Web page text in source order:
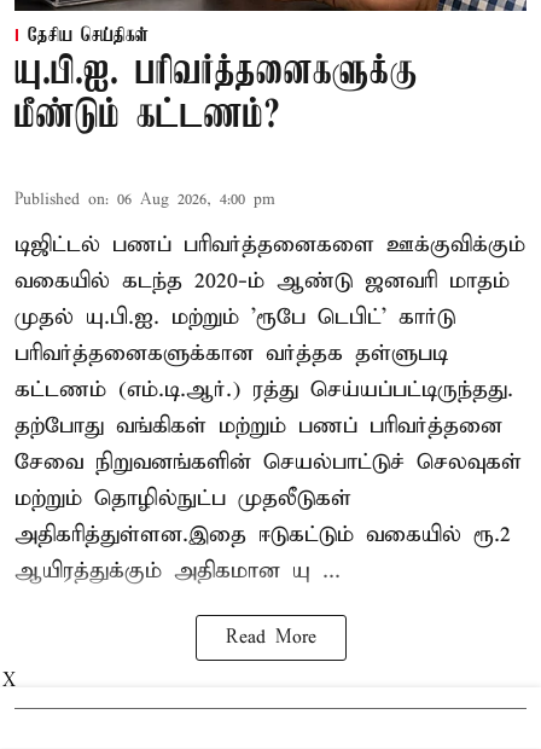
தேசிய செய்திகள்
யு.பி.ஐ. பரிவர்த்தனைகளுக்கு
மீண்டும் கட்டணம்?
Published on: 06 Aug 2026, 4:00 pm
டிஜிட்டல் பணப் பரிவர்த்தனைகளை ஊக்குவிக்கும்
வகையில் கடந்த 2020-ம் ஆண்டு ஜனவரி மாதம்
முதல் யு.பி.ஐ. மற்றும் 'ரூபே டெபிட்' கார்டு
பரிவர்த்தனைகளுக்கான வர்த்தக தள்ளுபடி
கட்டணம் (எம்.டி.ஆர்.) ரத்து செய்யப்பட்டிருந்தது.
தற்போது வங்கிகள் மற்றும் பணப் பரிவர்த்தனை
சேவை நிறுவனங்களின் செயல்பாட்டுச் செலவுகள்
மற்றும் தொழில்நுட்ப முதலீடுகள்
அதிகரித்துள்ளன.இதை ஈடுகட்டும் வகையில் ரூ.2
ஆயிரத்துக்கும் அதிகமான யு ...
Read More
X